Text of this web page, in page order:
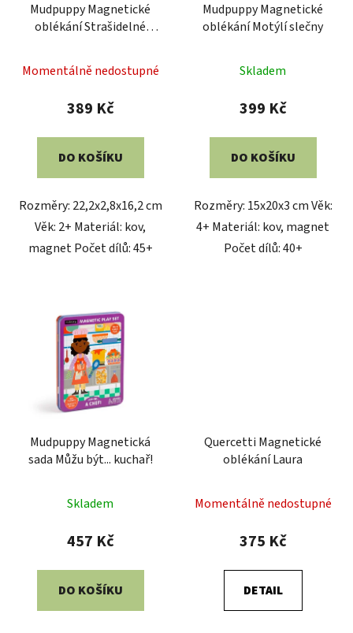
Mudpuppy Magnetické
oblékání Strašidelné
Momentálně nedostupné
389 Kč
DO KOŠÍKU
Rozměry: 22,2x2,8x16,2 cm
Věk: 2+ Materiál: kov,
magnet Počet dílů: 45+
Mudpuppy Magnetické
oblékání Motýlí slečny
Skladem
399 Kč
DO KOŠÍKU
Rozměry: 15x20x3 cm Věk:
4+ Materiál: kov, magnet
Počet dílů: 40+
Mudpuppy Magnetická
sada Můžu být... ​​kuchař!
Skladem
457 Kč
DO KOŠÍKU
Quercetti Magnetické
oblékání Laura
Momentálně nedostupné
375 Kč
DETAIL